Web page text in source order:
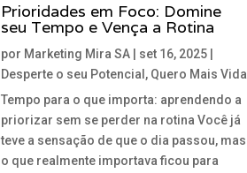
Prioridades em Foco: Domine
seu Tempo e Vença a Rotina
por Marketing Mira SA set 16, 2025
Desperte o seu Potencial , Quero Mais Vida
Tempo para o que importa: aprendendo a
priorizar sem se perder na rotina Você já
teve a sensação de que o dia passou, mas
o que realmente importava ficou para